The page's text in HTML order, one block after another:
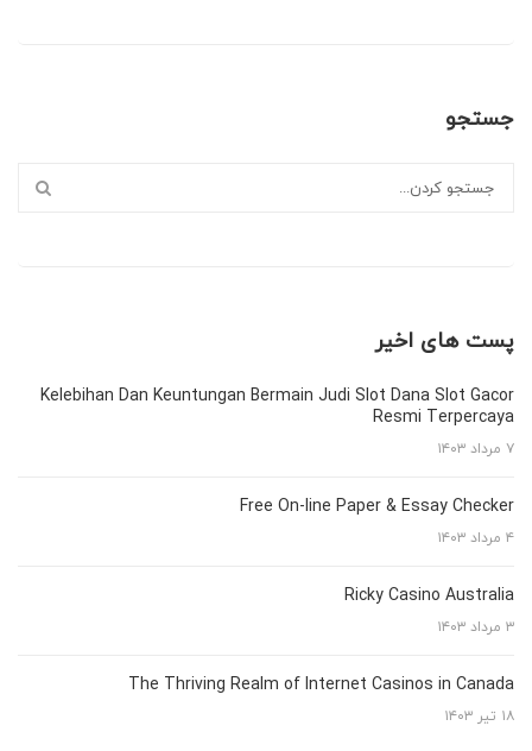
جستجو
پست های اخیر
Kelebihan Dan Keuntungan Bermain Judi Slot Dana Slot Gacor
Resmi Terpercaya
۷ مرداد ۱۴۰۳
Free On-line Paper & Essay Checker
۴ مرداد ۱۴۰۳
Ricky Casino Australia
۳ مرداد ۱۴۰۳
The Thriving Realm of Internet Casinos in Canada
۱۸ تیر ۱۴۰۳